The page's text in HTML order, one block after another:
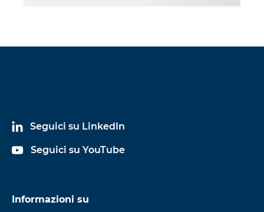
Seguici su LinkedIn
Seguici su YouTube
Informazioni su